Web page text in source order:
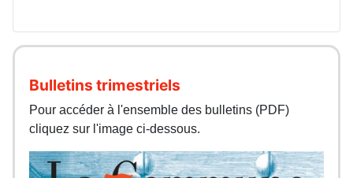
Bulletins trimestriels
Pour accéder à l'ensemble des bulletins (PDF)
cliquez sur l'image ci-dessous.